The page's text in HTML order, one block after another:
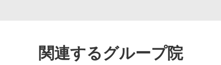
関連するグループ院